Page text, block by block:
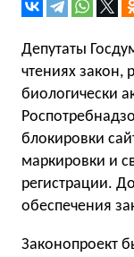
Депутаты
чтениях закон,
биологически
блокировки
маркировки и
регистрации.
обеспечения
Законопроект